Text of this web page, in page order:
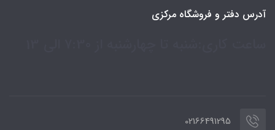
آدرس دفتر و فروشگاه مرکزی
02166491295